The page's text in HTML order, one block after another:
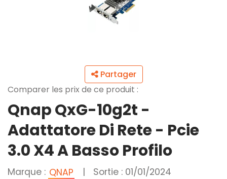
Partager
Comparer les prix de ce produit :
Qnap QxG-10g2t -
Adattatore Di Rete - Pcie
3.0 X4 A Basso Profilo
Marque : QNAP | Sortie : 01/01/2024